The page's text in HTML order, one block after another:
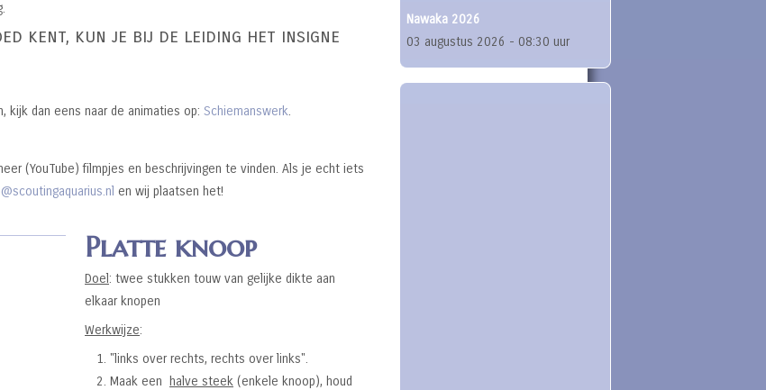
kent, kun je bij de leiding het insigne
kijk dan eens naar de animaties op: Schiemanswerk.
(YouTube) filmpjes en beschrijvingen te vinden. Als je echt iets
en wij plaatsen het!
Platte knoop
Doel: twee stukken touw van gelijke dikte aan
elkaar knopen
Werkwijze:
"links over rechts, rechts over links".
Maak een
halve steek (enkele knoop), houd
Nawaka 2026
03 augustus 2026 - 08:30 uur